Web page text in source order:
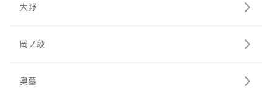
大野
岡ノ段
奥墓